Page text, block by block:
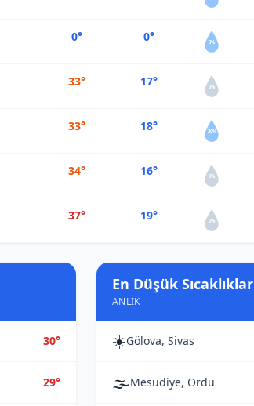
0° 0° 3%
33° 17° 0%
33° 18° 20%
34° 16° 0%
37° 19° 0%
30°
29°
En Düşük Sıcaklıklar
ANLIK
☀️Gölova, Sivas
🌫️Mesudiye, Ordu